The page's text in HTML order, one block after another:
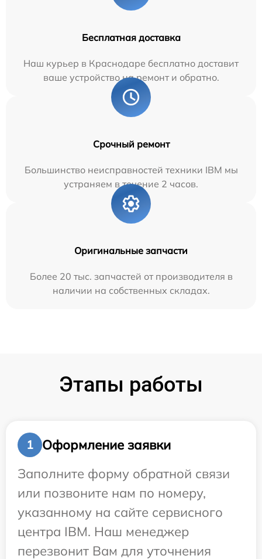
Бесплатная доставка
Наш курьер в Краснодаре бесплатно доставит
ваше устройство на ремонт и обратно.
Срочный ремонт
Большинство неисправностей техники IBM мы
устраняем в течение 2 часов.
Оригинальные запчасти
Более 20 тыс. запчастей от производителя в
наличии на собственных складах.
Этапы работы
1
Оформление заявки
Заполните форму обратной связи
или позвоните нам по номеру,
указанному на сайте сервисного
центра IBM. Наш менеджер
перезвонит Вам для уточнения